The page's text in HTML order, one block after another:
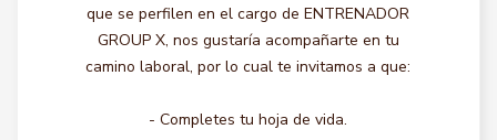
que se perfilen en el cargo de ENTRENADOR
GROUP X, nos gustaría acompañarte en tu
camino laboral, por lo cual te invitamos a que:
- Completes tu hoja de vida.